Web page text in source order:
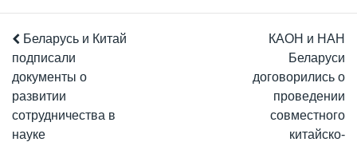
Беларусь и Китай
подписали
документы о
развитии
сотрудничества в
науке
КАОН и НАН
Беларуси
договорились о
проведении
совместного
китайско-